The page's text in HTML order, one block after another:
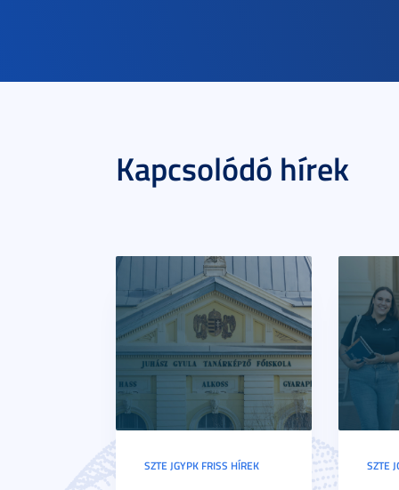
Kapcsolódó hírek
SZTE JGYPK FRISS HÍREK SZTE